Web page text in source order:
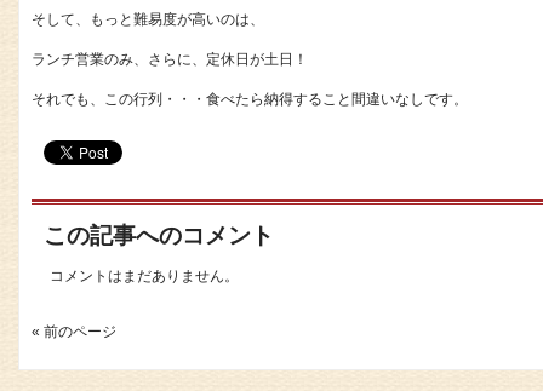
そして、もっと難易度が高いのは、
ランチ営業のみ、さらに、定休日が土日！
それでも、この行列・・・食べたら納得すること間違いなしです。
この記事へのコメント
コメントはまだありません。
« 前のページ